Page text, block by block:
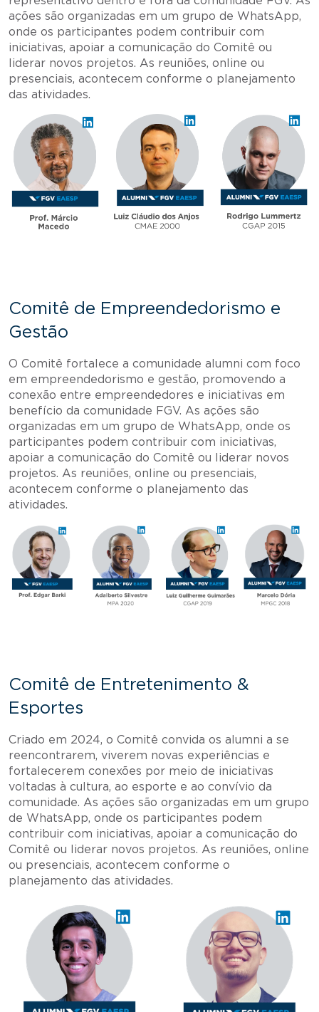
ações são organizadas em um grupo de WhatsApp,
onde os participantes podem contribuir com
iniciativas, apoiar a comunicação do Comitê ou
liderar novos projetos. As reuniões, online ou
presenciais, acontecem conforme o planejamento
das atividades.
Comitê de Empreendedorismo e
Gestão
O Comitê fortalece a comunidade alumni com foco
em empreendedorismo e gestão, promovendo a
conexão entre empreendedores e iniciativas em
benefício da comunidade FGV. As ações são
organizadas em um grupo de WhatsApp, onde os
participantes podem contribuir com iniciativas,
apoiar a comunicação do Comitê ou liderar novos
projetos. As reuniões, online ou presenciais,
acontecem conforme o planejamento das
atividades.
Comitê de Entretenimento &
Esportes
Criado em 2024, o Comitê convida os alumni a se
reencontrarem, viverem novas experiências e
fortalecerem conexões por meio de iniciativas
voltadas à cultura, ao esporte e ao convívio da
comunidade. As ações são organizadas em um grupo
de WhatsApp, onde os participantes podem
contribuir com iniciativas, apoiar a comunicação do
Comitê ou liderar novos projetos. As reuniões, online
ou presenciais, acontecem conforme o
planejamento das atividades.